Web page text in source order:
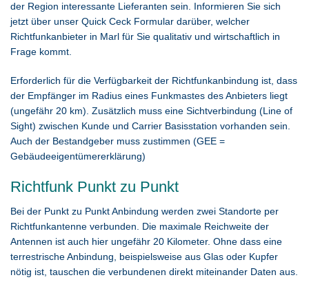
der Region interessante Lieferanten sein. Informieren Sie sich
jetzt über unser Quick Ceck Formular darüber, welcher
Richtfunkanbieter in Marl für Sie qualitativ und wirtschaftlich in
Frage kommt.
Erforderlich für die Verfügbarkeit der Richtfunkanbindung ist, dass
der Empfänger im Radius eines Funkmastes des Anbieters liegt
(ungefähr 20 km). Zusätzlich muss eine Sichtverbindung (Line of
Sight) zwischen Kunde und Carrier Basisstation vorhanden sein.
Auch der Bestandgeber muss zustimmen (GEE =
Gebäudeeigentümererklärung)
Richtfunk Punkt zu Punkt
Bei der Punkt zu Punkt Anbindung werden zwei Standorte per
Richtfunkantenne verbunden. Die maximale Reichweite der
Antennen ist auch hier ungefähr 20 Kilometer. Ohne dass eine
terrestrische Anbindung, beispielsweise aus Glas oder Kupfer
nötig ist, tauschen die verbundenen direkt miteinander Daten aus.